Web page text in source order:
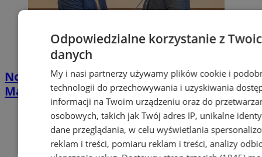
Nowy radny w Wodzisławiu Śląskim.
Mariusz Cios złożył ślubowanie
Odpowiedzialne korzystanie z
danych
My i nasi partnerzy używamy plików cookie i
technologii do przechowywania i uzyskiwania
informacji na Twoim urządzeniu oraz do
osobowych, takich jak Twój adres IP, unikalne
dane przeglądania, w celu wyświetlania
reklam i treści, pomiaru reklam i treści, analizy